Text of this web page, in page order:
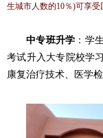
生城市人数的10％)可享受
中专班升学 ：学
考试升入大专院校学
康复治疗技术、医学